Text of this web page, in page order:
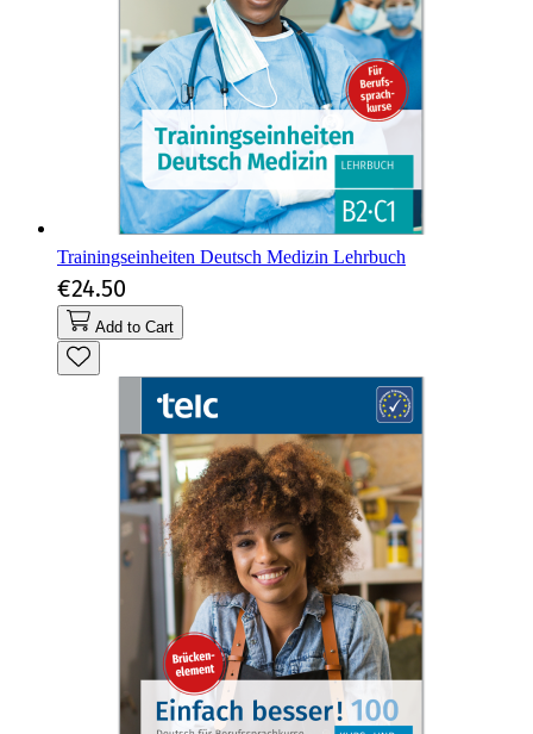
Trainingseinheiten Deutsch Medizin Lehrbuch
€24.50
Add to Cart